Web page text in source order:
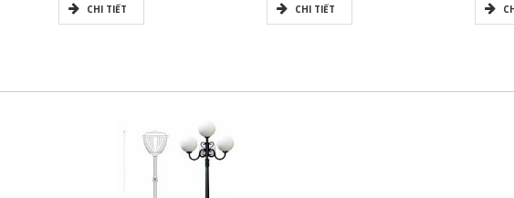
CHI TIẾT CHI TIẾT